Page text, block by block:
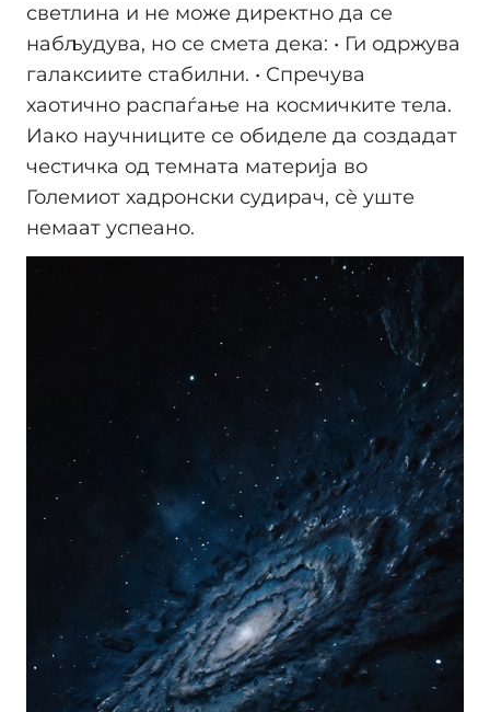
светлина и не може директно да се
набљудува, но се смета дека: • Ги одржува
галаксиите стабилни. • Спречува
хаотично распаѓање на космичките тела.
Иако научниците се обиделе да создадат
честичка од темната материја во
Големиот хадронски судирач, сè уште
немаат успеано.